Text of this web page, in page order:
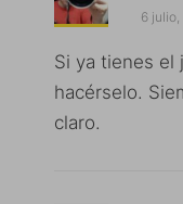
6 julio,
Si ya tienes el
hacérselo.
claro.